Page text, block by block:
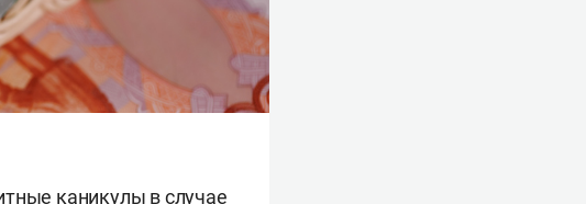
каникулы в случае